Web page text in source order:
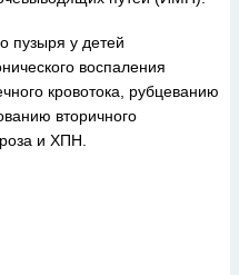
пузыря у детей
воспаления
кровотока, рубцеванию
вторичного
и ХПН.